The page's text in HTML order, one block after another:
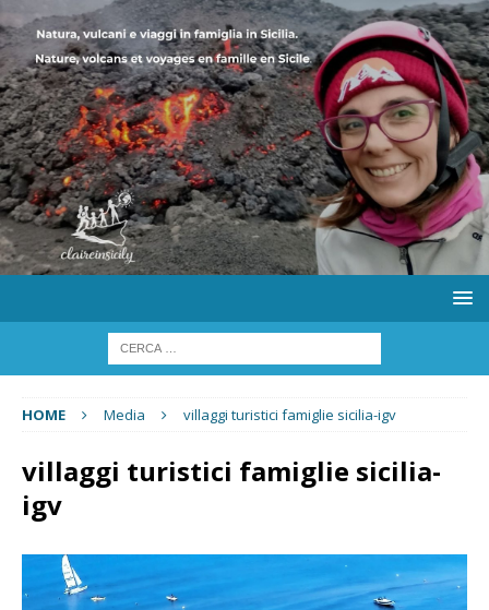
HOME Media villaggi turistici famiglie sicilia-igv
villaggi turistici famiglie sicilia-
igv